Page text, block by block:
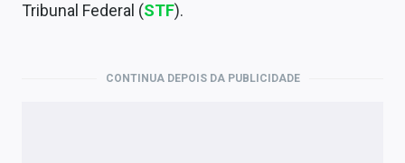
Economia
Tribunal Federal (STF).
CONTINUA DEPOIS DA PUBLICIDADE